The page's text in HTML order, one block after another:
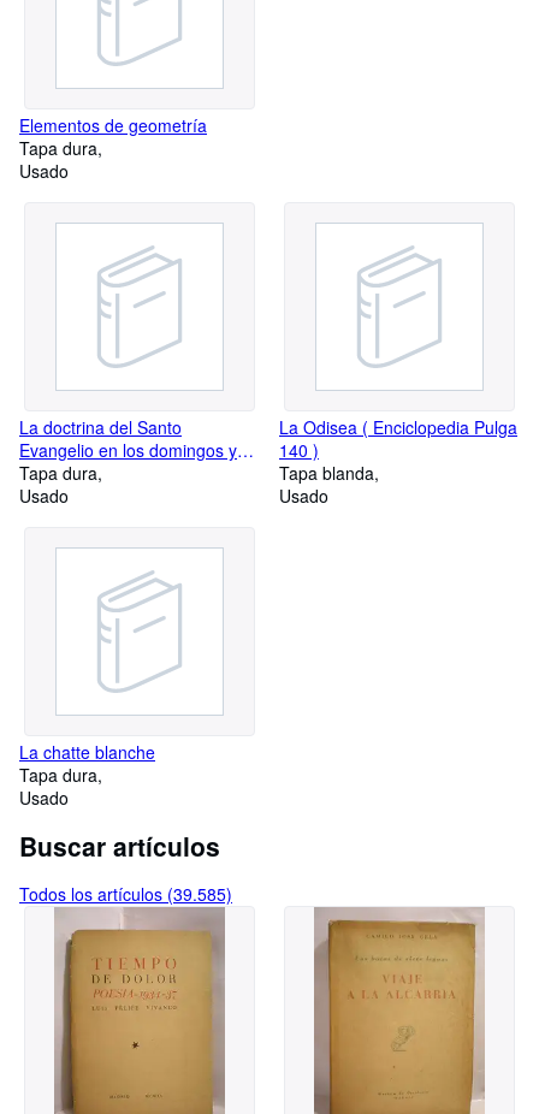
Elementos de geometría
Tapa dura
Usado
La doctrina del Santo
Evangelio en los domingos y
fiestas del año
Tapa dura
Usado
La Odisea ( Enciclopedia Pulga
140 )
Tapa blanda
Usado
La chatte blanche
Tapa dura
Usado
Buscar artículos
Todos los artículos (39.585)